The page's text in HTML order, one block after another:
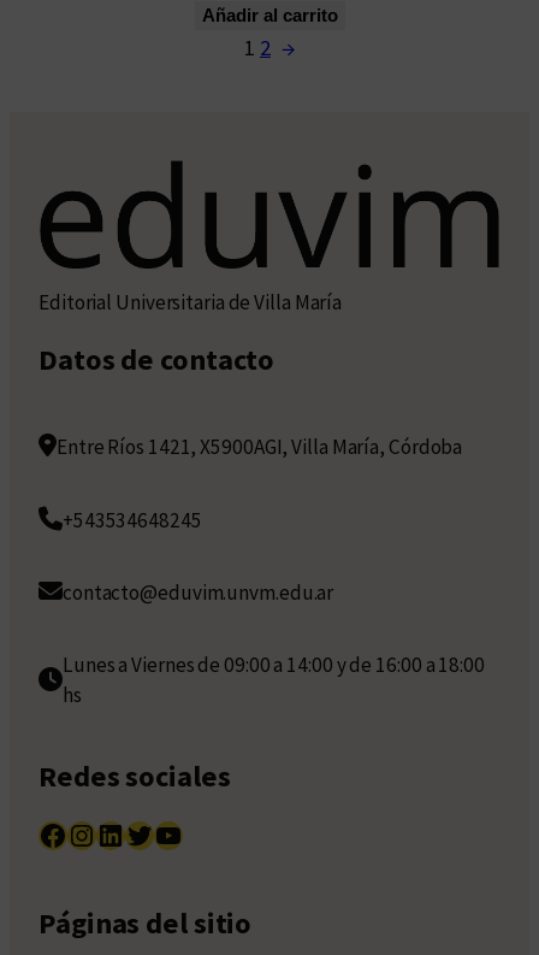
Añadir al carrito
1 2 →
Editorial Universitaria de Villa María
Datos de contacto
Entre Ríos 1421, X5900AGI, Villa María, Córdoba
+543534648245
contacto@eduvim.unvm.edu.ar
Lunes a Viernes de 09:00 a 14:00 y de 16:00 a 18:00
hs
Redes sociales
Facebook InstagramLinkedIn Twitter YouTube
Páginas del sitio